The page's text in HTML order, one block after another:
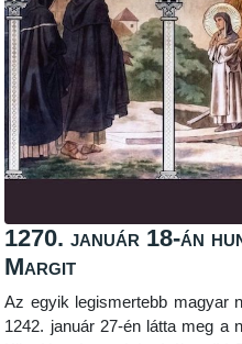
1270. január 18-án
Margit
Az egyik legismertebb magyar
1242. január 27-én látta meg a